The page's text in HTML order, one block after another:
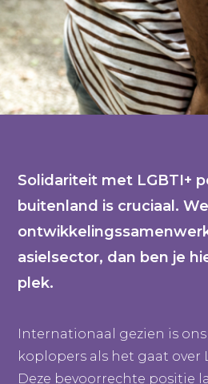
Solidariteit met LGBTI+
buitenland is cruciaal.
asielsector, dan ben je
plek.
Internationaal gezien is
koplopers als het gaat over
Deze bevoorrechte positie